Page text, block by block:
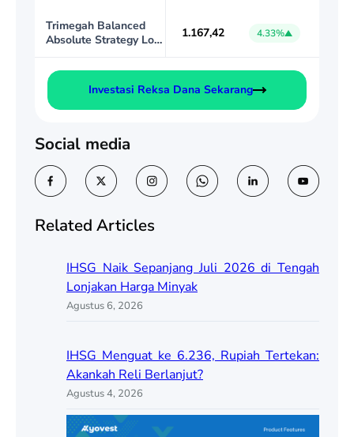
Trimegah Balanced
Absolute Strategy Low
1.167,42 4.33%
Investasi Reksa Dana Sekarang
Social media
Related Articles
IHSG Naik Sepanjang Juli 2026 di Tengah
Lonjakan Harga Minyak
Agustus 6, 2026
IHSG Menguat ke 6.236, Rupiah Tertekan:
Akankah Reli Berlanjut?
Agustus 4, 2026